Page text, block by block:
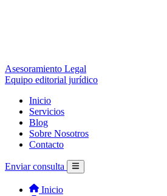
Asesoramiento Legal
Equipo editorial jurídico
Inicio
Servicios
Blog
Sobre Nosotros
Contacto
Enviar consulta
Inicio